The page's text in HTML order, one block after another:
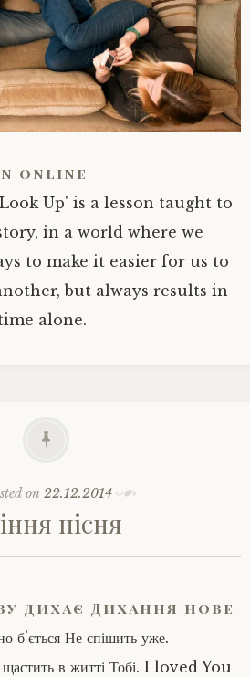
online
Up' is a lesson taught to
in a world where we
to make it easier for us to
but always results in
alone.
on 22.12.2014
пісня
дихає Дихання нове
б’ється Не спішить уже.
в житті Тобі. I loved You